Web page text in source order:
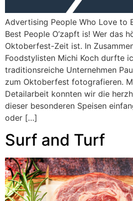
Advertising People Who Love to
Best People O’zapft is! Wer das
Oktoberfest-Zeit ist. In
Foodstylisten Michi Koch durfte
traditionsreiche Unternehmen
zum Oktoberfest fotografieren.
Detailarbeit konnten wir die
dieser besonderen Speisen
oder […]
Surf and Turf